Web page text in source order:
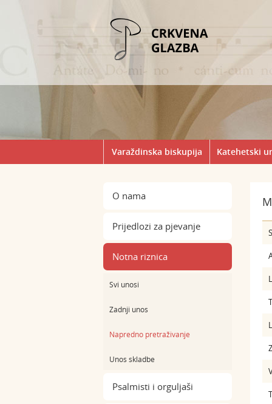
Varaždinska biskupija Katehetski
O nama
Prijedlozi za pjevanje
Notna riznica
Svi unosi
Zadnji unos
Napredno pretraživanje
Unos skladbe
Psalmisti i orguljaši